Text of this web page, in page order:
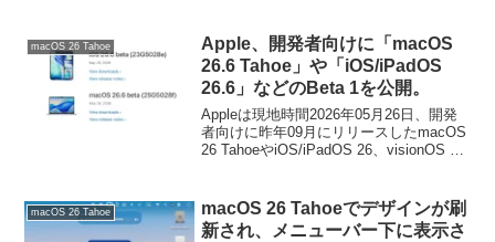
と発表しています。
macOS 26 Tahoe
Apple、開発者向けに「macOS
26.6 Tahoe」や「iOS/iPadOS
26.6」などのBeta 1を公開。
Appleは現地時間2026年05月26日、開発
者向けに昨年09月にリリースしたmacOS
26 TahoeやiOS/iPadOS 26、visionOS 26
26.6」、「visionOS 26.6」などのBeta 1
を公開しています。
macOS 26 Tahoe
macOS 26 Tahoeでデザインが刷
新され、メニューバー下に表示さ